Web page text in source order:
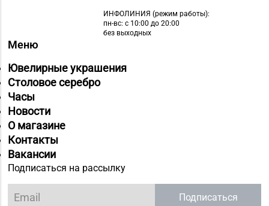
ИНФОЛИНИЯ (режим работы):
пн-вс: с 10:00 до 20:00
без выходных
Меню
Ювелирные украшения
Столовое серебро
Часы
Новости
О магазине
Контакты
Вакансии
Подписаться на рассылку
Подписаться